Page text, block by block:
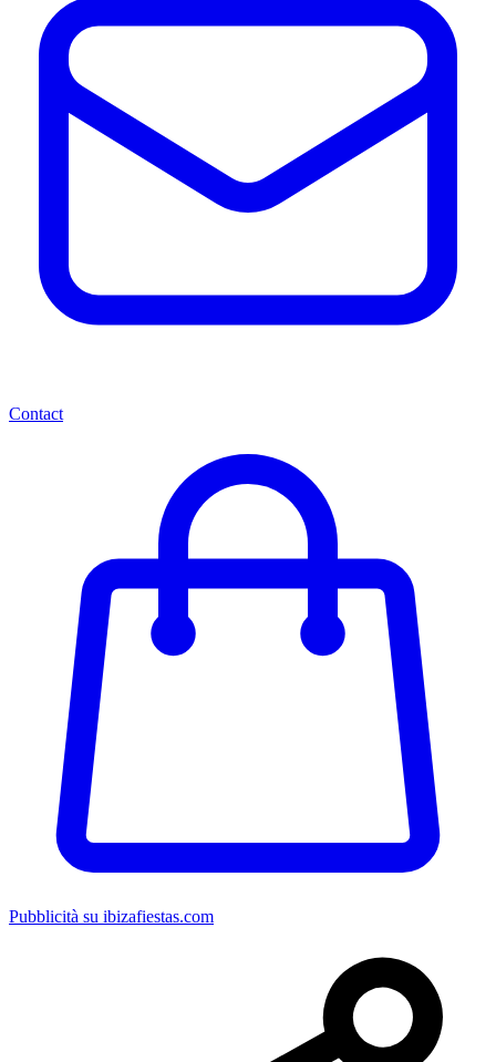
Contact
Pubblicità su ibizafiestas.com